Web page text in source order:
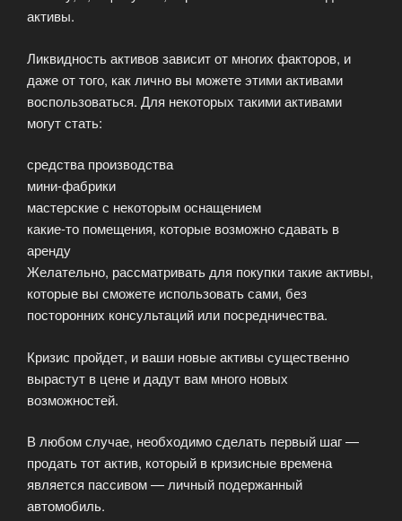
активы.
Ликвидность активов зависит от многих факторов, и
даже от того, как лично вы можете этими активами
воспользоваться. Для некоторых такими активами
могут стать:
средства производства
мини-фабрики
мастерские с некоторым оснащением
какие-то помещения, которые возможно сдавать в
аренду
Желательно, рассматривать для покупки такие активы,
которые вы сможете использовать сами, без
посторонних консультаций или посредничества.
Кризис пройдет, и ваши новые активы существенно
вырастут в цене и дадут вам много новых
возможностей.
В любом случае, необходимо сделать первый шаг —
продать тот актив, который в кризисные времена
является пассивом — личный подержанный
автомобиль.